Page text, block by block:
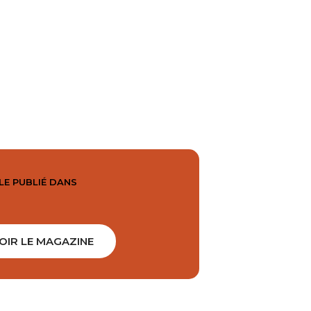
PUBLIÉ DANS
LE MAGAZINE